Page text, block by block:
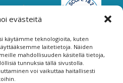
evästeitä
käytämme teknologioita, kuten
laitetietoja. Näiden
mahdollisuuden käsitellä tietoja,
tunnuksia tällä sivustolla.
voi vaikuttaa haitallisesti